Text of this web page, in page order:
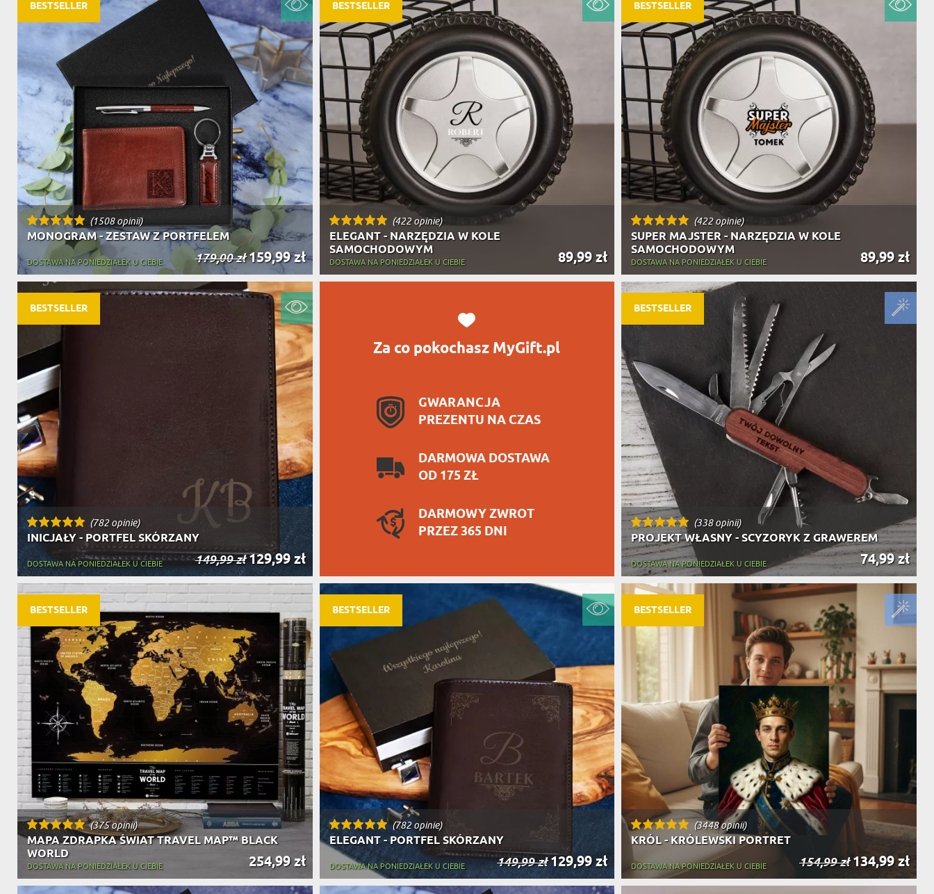
TEŚCIÓW PREZENT DLAFIRM
PODRÓŻNIKA
SPORTOWCA
STRAŻAKA
WĘDKARZA
ŻARTOWNISIA
PRODUKTY SPOŻYWCZE
CHARAKTER PREZENTU
SZKLANKI DO PIWA
(1508 opinii)
MONOGRAM - ZESTAW Z PORTFELEM
179,00 zł159,99 zł
DOSTAWA NA PONIEDZIAŁEK U CIEBIE
BESTSELLER
(422 opinie)
ELEGANT - NARZĘDZIA W KOLE
SAMOCHODOWYM
89,99 zł
DOSTAWA NA PONIEDZIAŁEK U CIEBIE
BESTSELLER
Za co pokochasz MyGift.pl
GWARANCJA
PREZENTU NA CZAS
DARMOWA DOSTAWA
OD 175 ZŁ
DARMOWY ZWROT
PRZEZ 365 DNI
(422 opinie)
SUPER MAJSTER - NARZĘDZIA W KOLE
SAMOCHODOWYM
89,99 zł
DOSTAWA NA PONIEDZIAŁEK U CIEBIE
BESTSELLER
(782 opinie)
INICJAŁY - PORTFEL SKÓRZANY
149,99 zł129,99 zł
DOSTAWA NA PONIEDZIAŁEK U CIEBIE
BESTSELLER
(338 opinii)
PROJEKT WŁASNY - SCYZORYK Z GRAWEREM
74,99 zł
DOSTAWA NA PONIEDZIAŁEK U CIEBIE
BESTSELLER
(375 opinii)
MAPA ZDRAPKA ŚWIAT TRAVEL MAP™ BLACK
WORLD
254,99 zł
DOSTAWA NA PONIEDZIAŁEK U CIEBIE
BESTSELLER
(782 opinie)
ELEGANT - PORTFEL SKÓRZANY
149,99 zł129,99 zł
DOSTAWA NA PONIEDZIAŁEK U CIEBIE
BESTSELLER
(3448 opinii)
KRÓL - KRÓLEWSKI PORTRET
154,99 zł134,99 zł
DOSTAWA NA PONIEDZIAŁEK U CIEBIE
BESTSELLER